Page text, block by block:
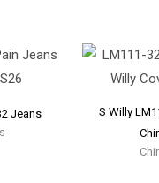
Jeans
S Willy